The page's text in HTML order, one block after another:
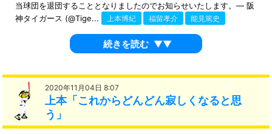
当球団を退団することとなりましたのでお知らせいたします。— 阪
神タイガース (@Tige...
上本博紀 福留孝介 能見篤史
続きを読む ▼▼
2020年11月04日 8:07
上本「これからどんどん寂しくなると思
う」